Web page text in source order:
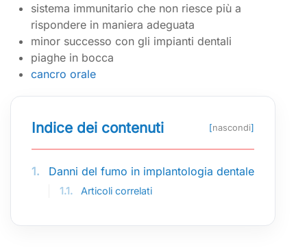
sistema immunitario che non riesce più a
rispondere in maniera adeguata
minor successo con gli impianti dentali
piaghe in bocca
cancro orale
Indice dei contenuti [nascondi]
1. Danni del fumo in implantologia dentale
1.1. Articoli correlati